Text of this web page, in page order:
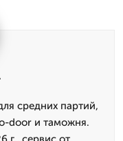
средних партий,
door и таможня.